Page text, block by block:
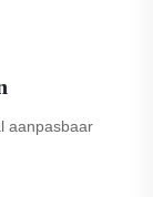
aanpasbaar